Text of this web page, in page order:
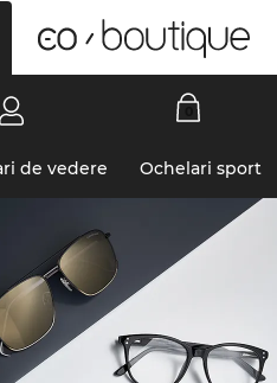
de vedere Ochelari sport